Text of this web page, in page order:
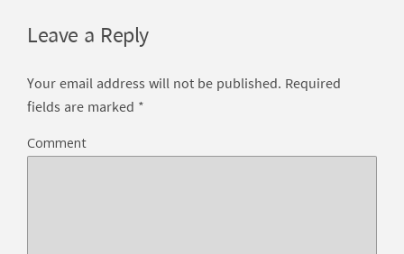
Leave a Reply
Your email address will not be published. Required
fields are marked *
Comment